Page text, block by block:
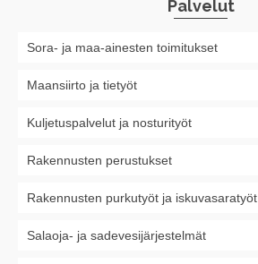
Palvelut
Sora- ja maa-ainesten toimitukset
Maansiirto ja tietyöt
Kuljetuspalvelut ja nosturityöt
Rakennusten perustukset
Rakennusten purkutyöt ja iskuvasaratyöt
Salaoja- ja sadevesijärjestelmät